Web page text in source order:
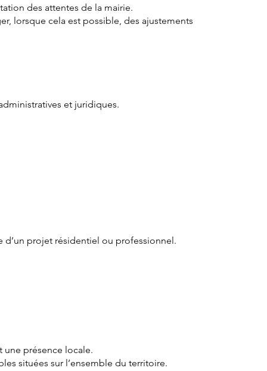
des attentes de la mairie.
lorsque cela est possible, des ajustements
et juridiques.
d’un projet résidentiel ou professionnel.
une présence locale.
situées sur l’ensemble du territoire.